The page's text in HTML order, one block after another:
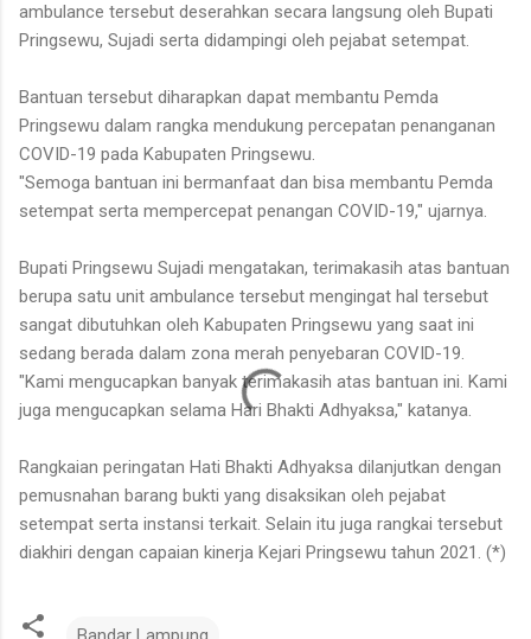
ambulance tersebut deserahkan secara langsung oleh Bupati
Pringsewu, Sujadi serta didampingi oleh pejabat setempat.
Bantuan tersebut diharapkan dapat membantu Pemda
Pringsewu dalam rangka mendukung percepatan penanganan
COVID-19 pada Kabupaten Pringsewu.
"Semoga bantuan ini bermanfaat dan bisa membantu Pemda
setempat serta mempercepat penangan COVID-19," ujarnya.
Bupati Pringsewu Sujadi mengatakan, terimakasih atas bantuan
berupa satu unit ambulance tersebut mengingat hal tersebut
sangat dibutuhkan oleh Kabupaten Pringsewu yang saat ini
sedang berada dalam zona merah penyebaran COVID-19.
"Kami mengucapkan banyak terimakasih atas bantuan ini. Kami
juga mengucapkan selama Hari Bhakti Adhyaksa," katanya.
Rangkaian peringatan Hati Bhakti Adhyaksa dilanjutkan dengan
pemusnahan barang bukti yang disaksikan oleh pejabat
setempat serta instansi terkait. Selain itu juga rangkai tersebut
diakhiri dengan capaian kinerja Kejari Pringsewu tahun 2021. (*)